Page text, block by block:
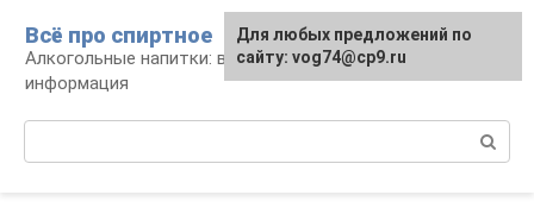
контенту
Всё про спиртное
Алкогольные напитки: виды, рецепты,
информация
Для любых предложений по
сайту: vog74@cp9.ru